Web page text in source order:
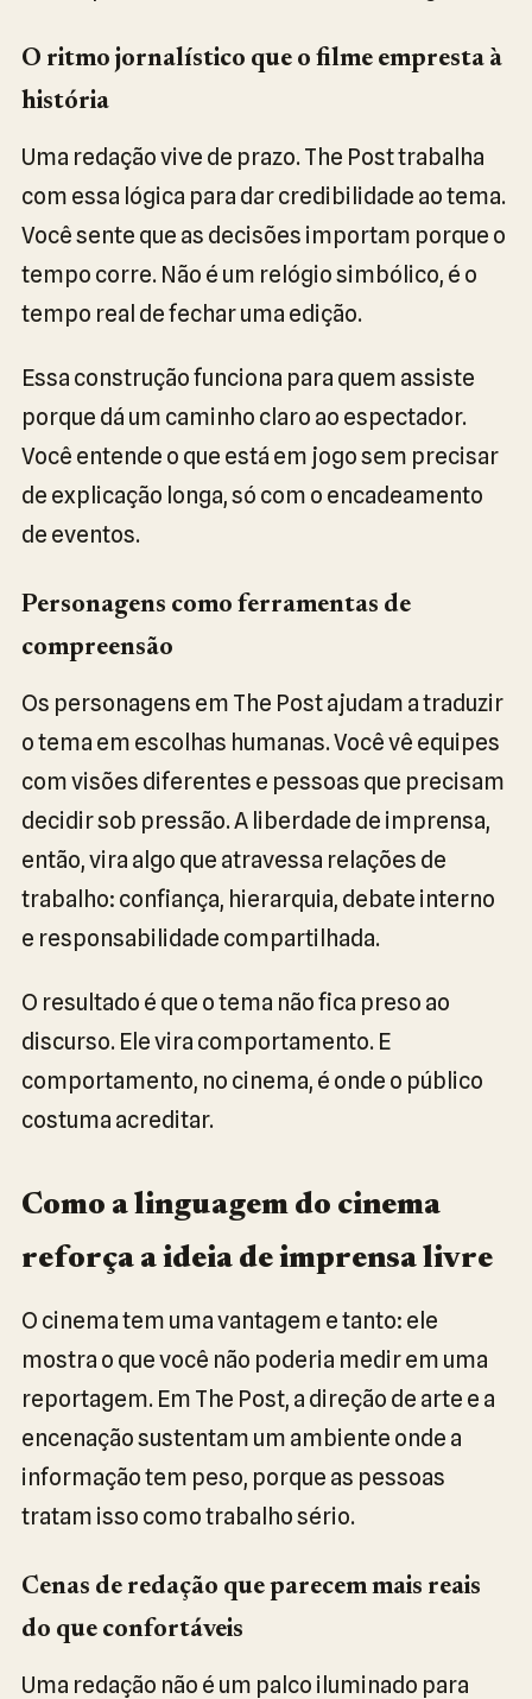
O ritmo jornalístico que o filme empresta à
história
Uma redação vive de prazo. The Post trabalha
com essa lógica para dar credibilidade ao tema.
Você sente que as decisões importam porque o
tempo corre. Não é um relógio simbólico, é o
tempo real de fechar uma edição.
Essa construção funciona para quem assiste
porque dá um caminho claro ao espectador.
Você entende o que está em jogo sem precisar
de explicação longa, só com o encadeamento
de eventos.
Personagens como ferramentas de
compreensão
Os personagens em The Post ajudam a traduzir
o tema em escolhas humanas. Você vê equipes
com visões diferentes e pessoas que precisam
decidir sob pressão. A liberdade de imprensa,
então, vira algo que atravessa relações de
trabalho: confiança, hierarquia, debate interno
e responsabilidade compartilhada.
O resultado é que o tema não fica preso ao
discurso. Ele vira comportamento. E
comportamento, no cinema, é onde o público
costuma acreditar.
Como a linguagem do cinema
reforça a ideia de imprensa livre
O cinema tem uma vantagem e tanto: ele
mostra o que você não poderia medir em uma
reportagem. Em The Post, a direção de arte e a
encenação sustentam um ambiente onde a
informação tem peso, porque as pessoas
tratam isso como trabalho sério.
Cenas de redação que parecem mais reais
do que confortáveis
Uma redação não é um palco iluminado para